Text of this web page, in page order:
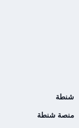
شنطة
منصة شنطة